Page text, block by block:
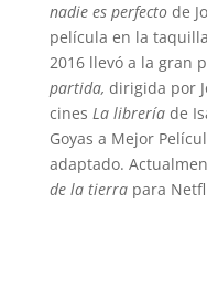
nadie es perfectode
película en la
2016 llevó a la gran
partida, dirigida por
cines La libreríade
Goyas a Mejor
adaptado.
de la tierra para